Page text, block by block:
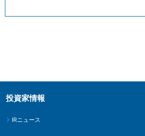
投資家情報
IRニュース